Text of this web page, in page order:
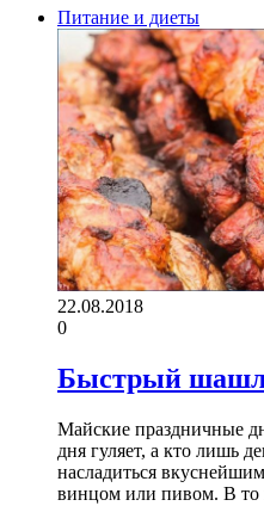
Питание и диеты
22.08.2018
0
Быстрый
Майские праздничные
дня гуляет, а кто лишь
насладиться
винцом или пивом. В то